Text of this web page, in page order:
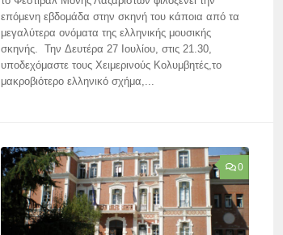
επόμενη εβδομάδα στην σκηνή του κάποια από τα
μεγαλύτερα ονόματα της ελληνικής μουσικής
σκηνής. Την Δευτέρα 27 Ιουλίου, στις 21.30,
υποδεχόμαστε τους Χειμερινούς Κολυμβητές,το
μακροβιότερο ελληνικό σχήμα,...
0